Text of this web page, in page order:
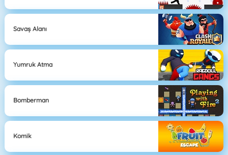
Savaş Alanı
Yumruk Atma
Bomberman
Komik